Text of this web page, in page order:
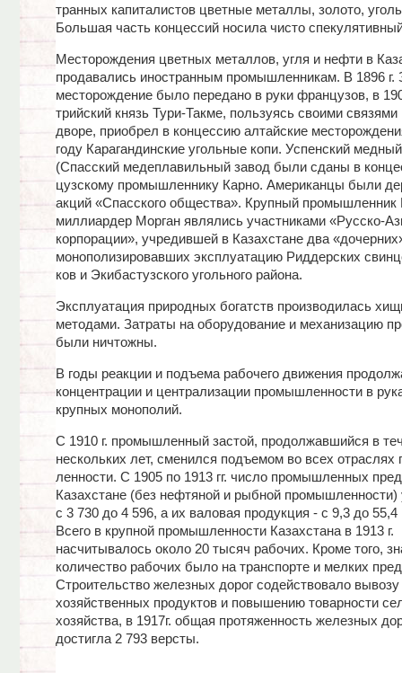
транных капиталистов цветные металлы, золото,
Большая часть концессий носила чисто
Месторождения цветных металлов, угля и нефти в
продавались иностранным промышленникам. В 1896 г.
месторождение было передано в руки французов, в
трийский князь Тури-Такме, пользуясь своими
дворе, приобрел в концессию алтайские
году Карагандинские угольные копи. Успенский
(Спасский медеплавильный завод были сданы в
цузскому промышленнику Карно. Американцы были
акций «Спасского общества». Крупный промышленник
миллиардер Морган являлись участниками «Русско-
корпорации», учредившей в Казахстане два
монополизировавших эксплуатацию Риддерских
ков и Экибастузского угольного района.
Эксплуатация природных богатств производилась
методами. Затраты на оборудование и механизацию
были ничтожны.
В годы реакции и подъема рабочего движения
концентрации и централизации промышленности в
крупных монополий.
С 1910 г. промышленный застой, продолжавшийся в
нескольких лет, сменился подъемом во всех
ленности. С 1905 по 1913 гг. число промышленных
Казахстане (без нефтяной и рыбной промышленности)
с 3 730 до 4 596, а их валовая продукция - с 9,3 до
Всего в крупной промышленности Казахстана в 1913 г.
насчитывалось около 20 тысяч рабочих. Кроме того,
количество рабочих было на транспорте и мелких
Строительство железных дорог содействовало
хозяйственных продуктов и повышению товарности
хозяйства, в 1917г. общая протяженность железных
достигла 2 793 версты.